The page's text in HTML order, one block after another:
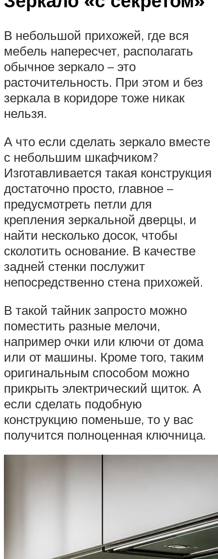
В небольшой прихожей, где вся
мебель напересчет, располагать
обычное зеркало – это
расточительность. При этом и без
зеркала в коридоре тоже никак
нельзя.
А что если сделать зеркало вместе
с небольшим шкафчиком?
Изготавливается такая конструкция
достаточно просто, главное –
предусмотреть петли для
крепления зеркальной дверцы, и
найти несколько досок, чтобы
сколотить основание. В качестве
задней стенки послужит
непосредственно стена прихожей.
В такой тайник запросто можно
поместить разные мелочи,
например очки или ключи от дома
или от машины. Кроме того, таким
оригинальным способом можно
прикрыть электрический щиток. А
если сделать подобную
конструкцию поменьше, то у вас
получится полноценная ключница.